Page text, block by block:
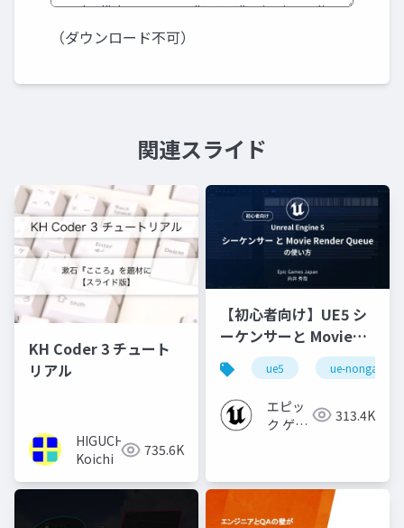
（ダウンロード不可）
関連スライド
KH Coder 3 チュート
リアル
HIGUCHI
Koichi
735.6K
【初心者向け】UE5 シ
ーケンサーと Movie
Render Queue の使い
方【Cinematic Dive
2023】
ue5 ue-nongame
エピッ
ク ゲー
313.4K